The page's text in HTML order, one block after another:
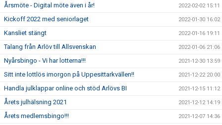
Årsmöte - Digital möte även i år! 2022-02-02 15:11
Kickoff 2022 med seniorlaget 2022-01-30 16:02
Kansliet stängt 2022-01-16 19:11
Talang från Arlöv till Allsvenskan 2022-01-06 21:06
Nyårsbingo - Vi har lotterna!!! 2021-12-30 13:59
Sitt inte lottlös imorgon på Uppesittarkvällen!! 2021-12-22 20:00
Handla julklappar online och stöd Arlövs BI 2021-12-15 11:12
Årets julhälsning 2021 2021-12-12 14:19
Årets medlemsbingo!!! 2021-12-07 14:36